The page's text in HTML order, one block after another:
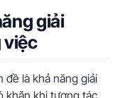
giải
việc
đề là khả năng giải